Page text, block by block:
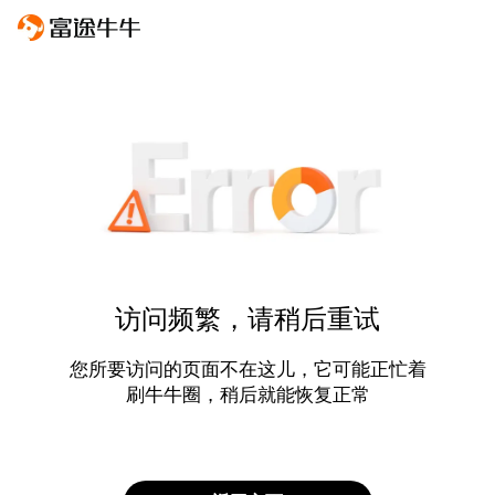
访问频繁，请稍后重试
您所要访问的页面不在这儿，它可能正忙着
刷牛牛圈，稍后就能恢复正常